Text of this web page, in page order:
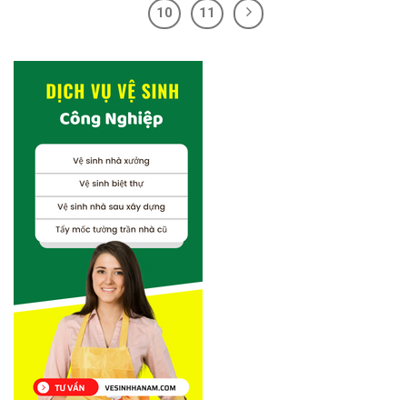
10
11